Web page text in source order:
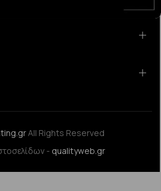
All Rights Reserved
- qualityweb.gr